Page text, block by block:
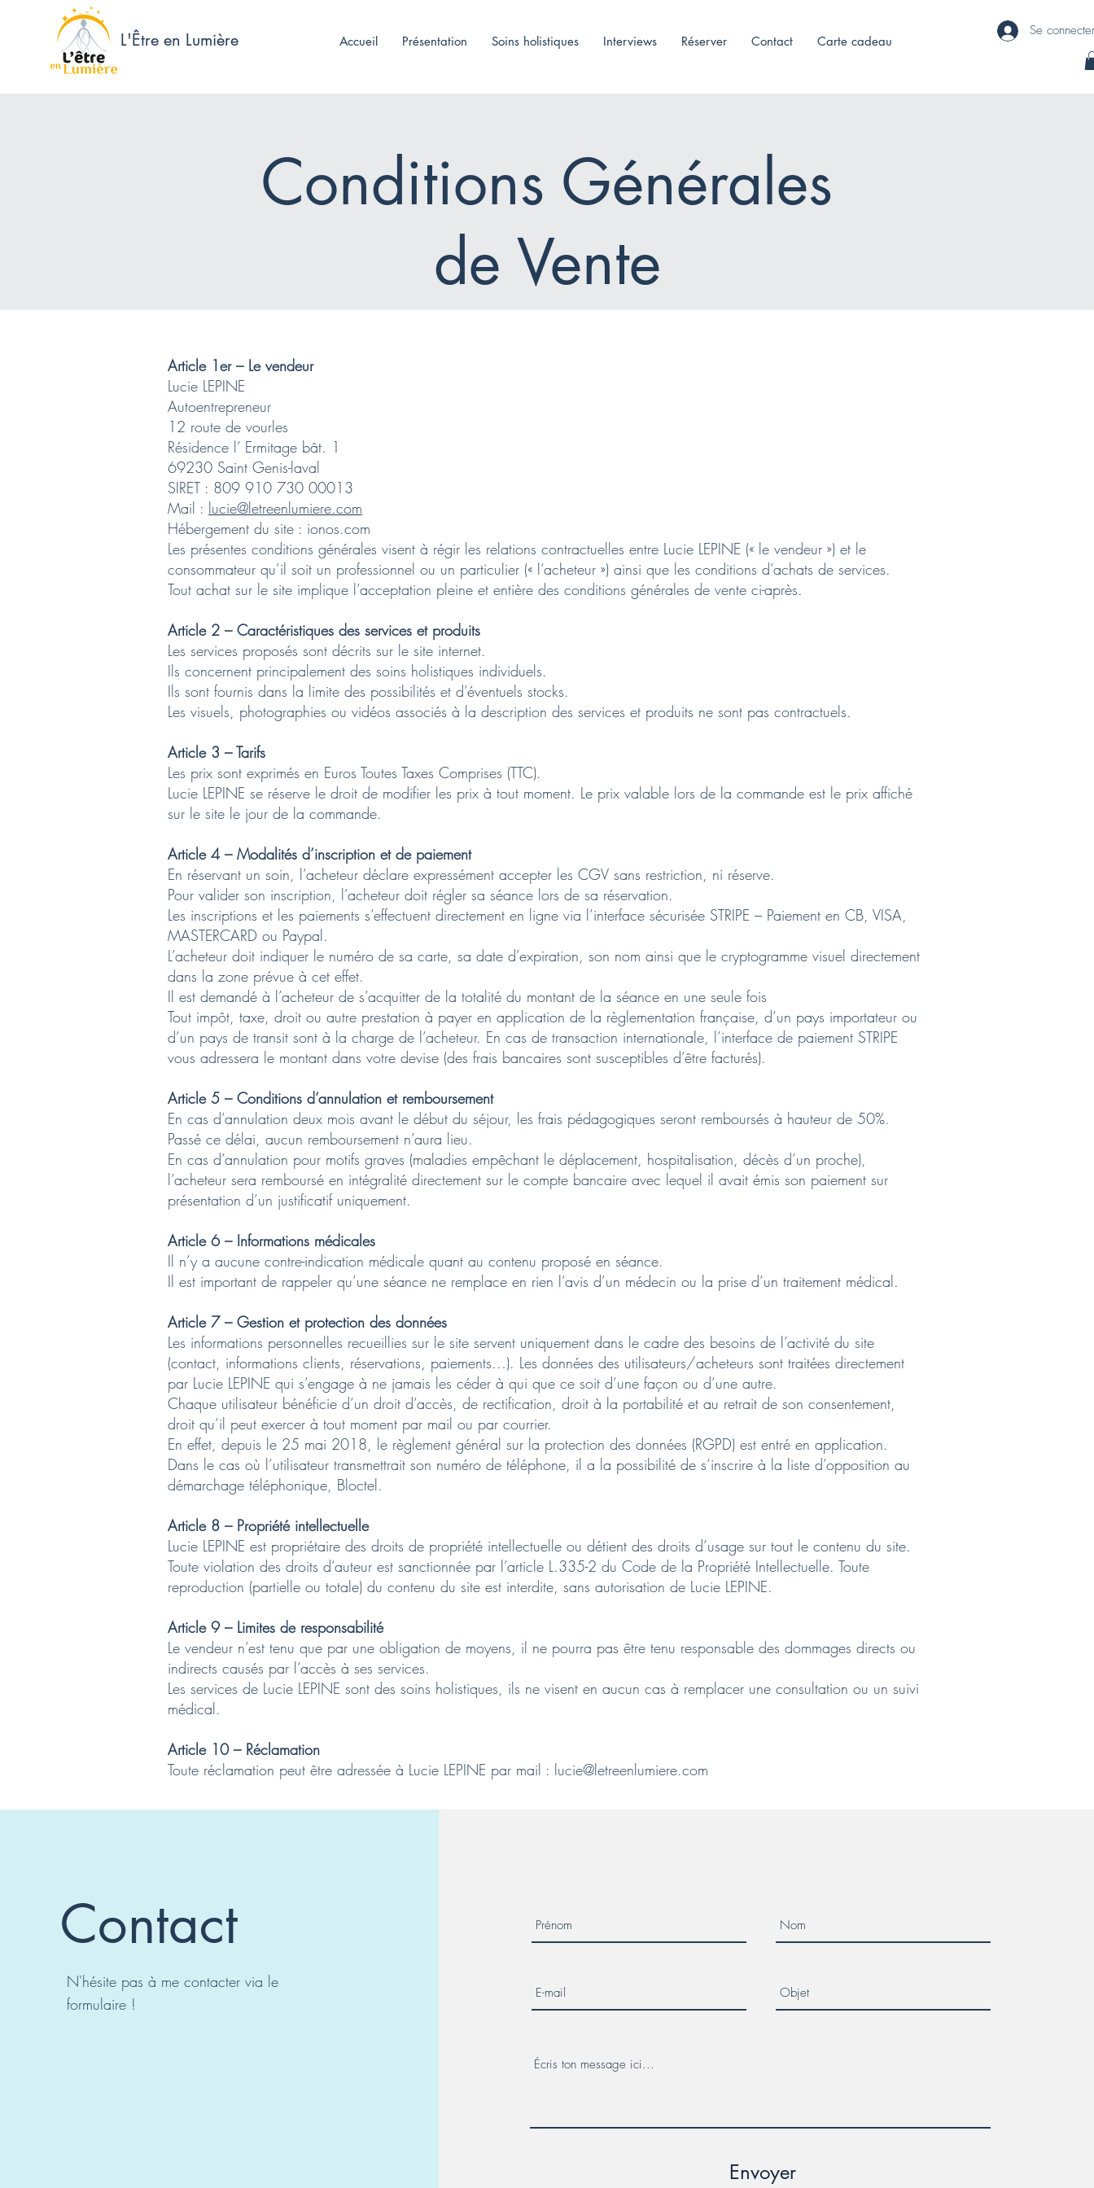
L'Être en Lumière Se
Accueil Présentation Soins holistiques Interviews Réserver Contact Carte cadeau
Conditions Générales
de Vente
Article 1er – Le vendeur
Lucie LEPINE
Autoentrepreneur
12 route de vourles
Résidence l’ Ermitage bât. 1
69230 Saint Genis-laval
SIRET : 809 910 730 00013
Mail : lucie@letreenlumiere.com
Hébergement du site : ionos.com
Les présentes conditions générales visent à régir les relations contractuelles entre Lucie LEPINE (« le vendeur ») et le
consommateur qu’il soit un professionnel ou un particulier (« l’acheteur ») ainsi que les conditions d’achats de services.
Tout achat sur le site implique l’acceptation pleine et entière des conditions générales de vente ci-après.
Article 2 – Caractéristiques des services et produits
Les services proposés sont décrits sur le site internet.
Ils concernent principalement des soins holistiques individuels.
Ils sont fournis dans la limite des possibilités et d’éventuels stocks.
Les visuels, photographies ou vidéos associés à la description des services et produits ne sont pas contractuels.
Article 3 – Tarifs
Les prix sont exprimés en Euros Toutes Taxes Comprises (TTC).
Lucie LEPINE se réserve le droit de modifier les prix à tout moment. Le prix valable lors de la commande est le prix affiché
sur le site le jour de la commande.
Article 4 – Modalités d’inscription et de paiement
En réservant un soin, l’acheteur déclare expressément accepter les CGV sans restriction, ni réserve.
Pour valider son inscription, l’acheteur doit régler sa séance lors de sa réservation.
Les inscriptions et les paiements s’effectuent directement en ligne via l’interface sécurisée STRIPE – Paiement en CB, VISA,
MASTERCARD ou Paypal.
L’acheteur doit indiquer le numéro de sa carte, sa date d’expiration, son nom ainsi que le cryptogramme visuel directement
dans la zone prévue à cet effet.
Il est demandé à l’acheteur de s’acquitter de la totalité du montant de la séance en une seule fois
Tout impôt, taxe, droit ou autre prestation à payer en application de la règlementation française, d’un pays importateur ou
d’un pays de transit sont à la charge de l’acheteur. En cas de transaction internationale, l’interface de paiement STRIPE
vous adressera le montant dans votre devise (des frais bancaires sont susceptibles d’être facturés).
Article 5 – Conditions d’annulation et remboursement
En cas d’annulation deux mois avant le début du séjour, les frais pédagogiques seront remboursés à hauteur de 50%.
Passé ce délai, aucun remboursement n’aura lieu.
En cas d’annulation pour motifs graves (maladies empêchant le déplacement, hospitalisation, décès d’un proche),
l’acheteur sera remboursé en intégralité directement sur le compte bancaire avec lequel il avait émis son paiement sur
présentation d’un justificatif uniquement.
Article 6 – Informations médicales
Il n’y a aucune contre-indication médicale quant au contenu proposé en séance.
Il est important de rappeler qu’une séance ne remplace en rien l’avis d’un médecin ou la prise d’un traitement médical.
Article 7 – Gestion et protection des données
Les informations personnelles recueillies sur le site servent uniquement dans le cadre des besoins de l’activité du site
(contact, informations clients, réservations, paiements…). Les données des utilisateurs/acheteurs sont traitées directement
par Lucie LEPINE qui s’engage à ne jamais les céder à qui que ce soit d’une façon ou d’une autre.
Chaque utilisateur bénéficie d’un droit d’accès, de rectification, droit à la portabilité et au retrait de son consentement,
droit qu’il peut exercer à tout moment par mail ou par courrier.
En effet, depuis le 25 mai 2018, le règlement général sur la protection des données (RGPD) est entré en application.
Dans le cas où l’utilisateur transmettrait son numéro de téléphone, il a la possibilité de s’inscrire à la liste d’opposition au
démarchage téléphonique, Bloctel.
Article 8 – Propriété intellectuelle
Lucie LEPINE est propriétaire des droits de propriété intellectuelle ou détient des droits d’usage sur tout le contenu du site.
Toute violation des droits d’auteur est sanctionnée par l’article L.335-2 du Code de la Propriété Intellectuelle. Toute
reproduction (partielle ou totale) du contenu du site est interdite, sans autorisation de Lucie LEPINE.
Article 9 – Limites de responsabilité
Le vendeur n’est tenu que par une obligation de moyens, il ne pourra pas être tenu responsable des dommages directs ou
indirects causés par l’accès à ses services.
Les services de Lucie LEPINE sont des soins holistiques, ils ne visent en aucun cas à remplacer une consultation ou un suivi
médical.
Article 10 – Réclamation
Toute réclamation peut être adressée à Lucie LEPINE par mail : lucie@letreenlumiere.com
Contact
N'hésite pas à me contacter via le
formulaire !
Envoyer